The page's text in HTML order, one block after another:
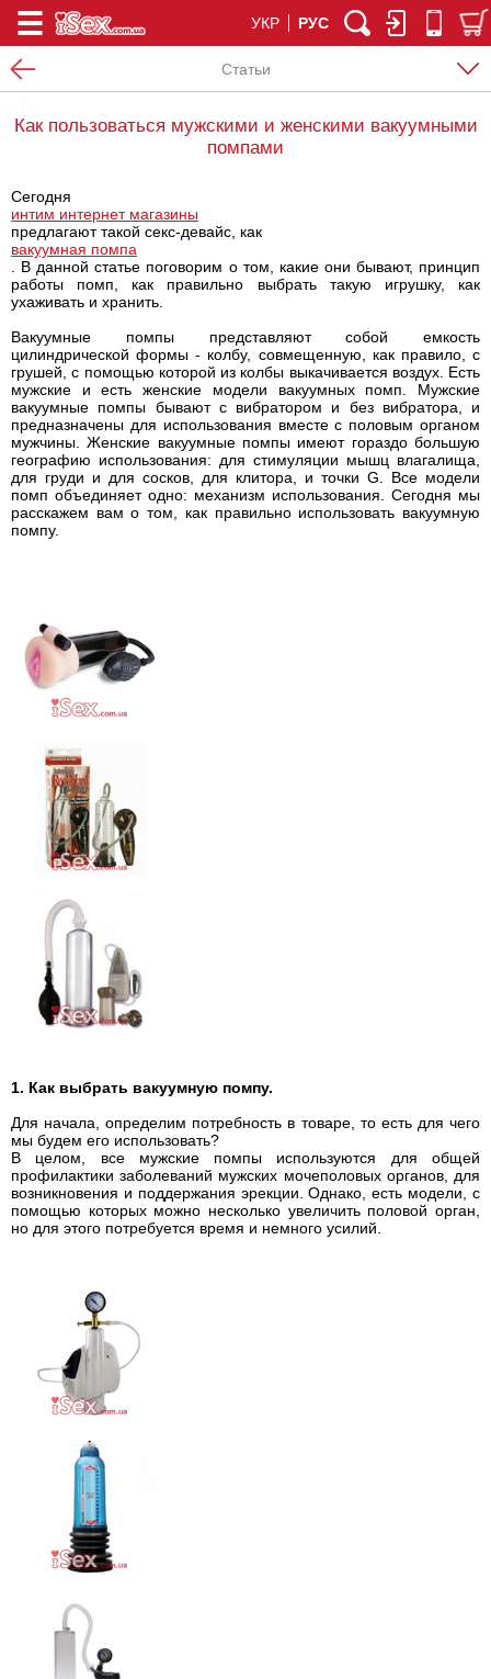
УКР РУС
Статьи
Как пользоваться мужскими и женскими вакуумными
помпами
Сегодня
интим интернет магазины
предлагают такой секс-девайс, как
вакуумная помпа
. В данной статье поговорим о том, какие они бывают, принцип
работы помп, как правильно выбрать такую игрушку, как
ухаживать и хранить.
Вакуумные помпы представляют собой емкость
цилиндрической формы - колбу, совмещенную, как правило, с
грушей, с помощью которой из колбы выкачивается воздух. Есть
мужские и есть женские модели вакуумных помп. Мужские
вакуумные помпы бывают с вибратором и без вибратора, и
предназначены для использования вместе с половым органом
мужчины. Женские вакуумные помпы имеют гораздо большую
географию использования: для стимуляции мышц влагалища,
для груди и для сосков, для клитора, и точки G. Все модели
помп объединяет одно: механизм использования. Сегодня мы
расскажем вам о том, как правильно использовать вакуумную
помпу.
1. Как выбрать вакуумную помпу.
Для начала, определим потребность в товаре, то есть для чего
мы будем его использовать?
В целом, все мужские помпы используются для общей
профилактики заболеваний мужских мочеполовых органов, для
возникновения и поддержания эрекции. Однако, есть модели, с
помощью которых можно несколько увеличить половой орган,
но для этого потребуется время и немного усилий.